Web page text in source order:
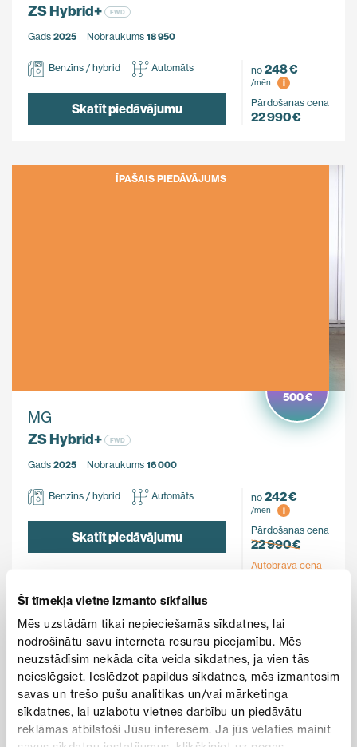
Šī tīmekļa vietne izmanto sīkfailus
Mēs uzstādām tikai nepieciešamās sīkdatnes, lai
nodrošinātu savu interneta resursu pieejamību. Mēs
neuzstādīsim nekāda cita veida sīkdatnes, ja vien tās
neieslēgsiet. Ieslēdzot papildus sīkdatnes, mēs izmantosim
savas un trešo pušu analītikas un/vai mārketinga
sīkdatnes, lai uzlabotu vietnes darbību un piedāvātu
reklāmas atbilstoši Jūsu interesēm. Ja jūs vēlaties mainīt
ZS Hybrid+
FWD
Gads 2025 Nobraukums 18 950
Benzīns / hybrid Automāts
Skatīt piedāvājumu
no 248 €
/mēn
i
Pārdošanas cena
22 990 €
ĪPAŠAIS PIEDĀVĀJUMS
MG
ZS Hybrid+
FWD
Gads 2025 Nobraukums 16 000
500 €
Benzīns / hybrid Automāts
Skatīt piedāvājumu
no 242 €
/mēn
i
Pārdošanas cena
22 990 €
Autobrava cena
ĪPAŠAIS PIEDĀVĀJUMS